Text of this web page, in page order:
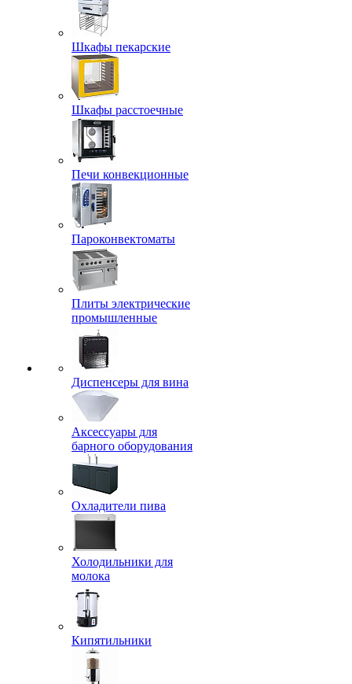
Шкафы пекарские
Шкафы расстоечные
Печи конвекционные
Пароконвектоматы
Плиты электрические
промышленные
Диспенсеры для вина
Аксессуары для
барного оборудования
Охладители пива
Холодильники для
молока
Кипятильники